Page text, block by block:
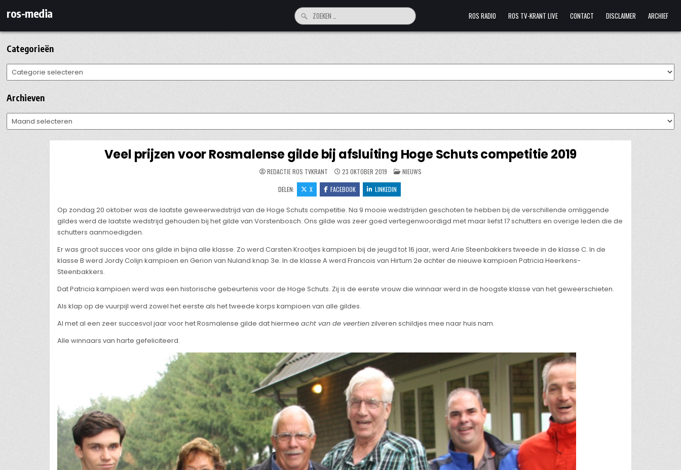
naar
inhoud
ros-media
Zoeken
naar:
ROS RADIO ROS TV-KRANT LIVE CONTACT DISCLAIMER ARCHIEF
Categorieën
Categorieën
Archieven
Archieven
Veel prijzen voor Rosmalense gilde bij afsluiting Hoge Schuts competitie 2019
REDACTIE ROS TVKRANT 23 OKTOBER 2019 GEPLAATST
IN
NIEUWS
DELEN: X FACEBOOK LINKEDIN
Op zondag 20 oktober was de laatste geweerwedstrijd van de Hoge Schuts competitie. Na 9 mooie wedstrijden geschoten te hebben bij de verschillende omliggende
gildes werd de laatste wedstrijd gehouden bij het gilde van Vorstenbosch. Ons gilde was zeer goed vertegenwoordigd met maar liefst 17 schutters en overige leden die de
schutters aanmoedigden.
Er was groot succes voor ons gilde in bijna alle klasse. Zo werd Carsten Krootjes kampioen bij de jeugd tot 16 jaar, werd Arie Steenbakkers tweede in de klasse C. In de
klasse B werd Jordy Colijn kampioen en Gerion van Nuland knap 3e. In de klasse A werd Francois van Hirtum 2e achter de nieuwe kampioen Patricia Heerkens-
Steenbakkers.
Dat Patricia kampioen werd was een historische gebeurtenis voor de Hoge Schuts. Zij is de eerste vrouw die winnaar werd in de hoogste klasse van het geweerschieten.
Als klap op de vuurpijl werd zowel het eerste als het tweede korps kampioen van alle gildes.
Al met al een zeer succesvol jaar voor het Rosmalense gilde dat hiermee acht van de veertien zilveren schildjes mee naar huis nam.
Alle winnaars van harte gefeliciteerd.